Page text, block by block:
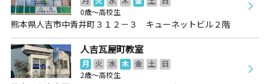
0歳～高校生
熊本県人吉市中青井町３１２－３ キューネットビル２階
人吉瓦屋町教室
月 火 水 木 金 土
日
2歳～高校生